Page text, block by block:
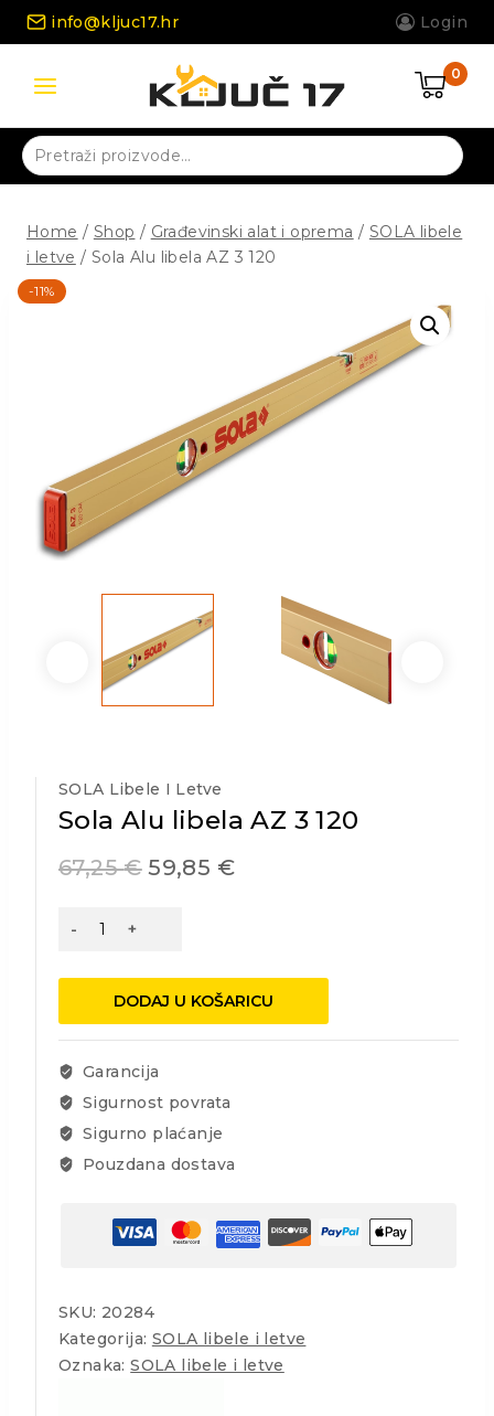
Skip
info@kljuc17.hr Login
0
Pretraži:
Home / Shop / Građevinski alat i oprema / SOLA libele
i letve / Sola Alu libela AZ 3 120
-11%
SOLA Libele I Letve
Sola Alu libela AZ 3 120
67,25€ 59,85 €
Sola
120
količina
DODAJ U KOŠARICU
Garancija
Sigurnost povrata
Sigurno plaćanje
Pouzdana dostava
SKU: 20284
Kategorija: SOLA libele i letve
Oznaka:SOLA libele i letve